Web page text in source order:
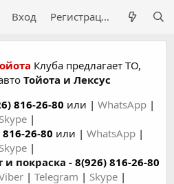
Вход Регистрация
Клуба предлагает ТО,
Тойота и Лексус
816-26-80 или | WhatsApp |
Skype |
26-80 или | WhatsApp |
Skype |
и покраска - 8(926) 816-26-80
| Telegram | Skype |